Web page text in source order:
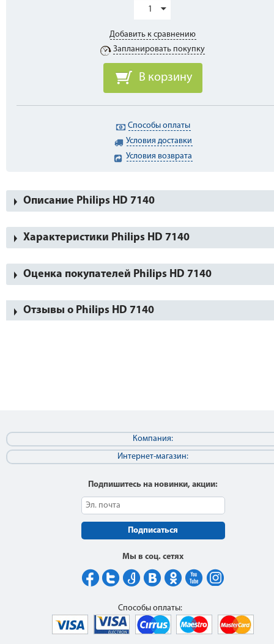
1
Добавить к сравнению
Запланировать покупку
В корзину
Способы оплаты
Условия доставки
Условия возврата
Описание Philips HD 7140
Характеристики Philips HD 7140
Оценка покупателей Philips HD 7140
Отзывы о Philips HD 7140
Компания:
Интернет-магазин:
Подпишитесь на новинки, акции:
Подписаться
Мы в соц. сетях
Способы оплаты: